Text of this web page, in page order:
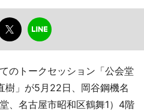
のトークセッション「公会堂
」が5月22日、岡谷鋼機名
、名古屋市昭和区鶴舞1）4階